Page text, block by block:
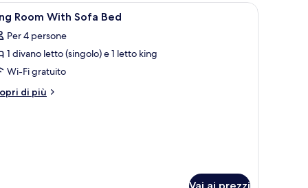
scrivania con una sedia, una televisione e una finestra con tende.
Biancheria da letto ipoallergenica,
4 Room With Sofa Bed
Per 4 persone
1 divano letto (singolo) e 1 letto king
Wi-Fi gratuito
di più